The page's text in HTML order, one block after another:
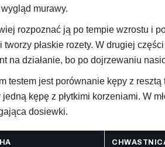
murawy.
rozpoznać ją po tempie wzrostu i
tworzy płaskie rozety. W drugiej
na działanie, bo po dojrzewaniu
testem jest porównanie kępy z
jedną kępę z płytkimi korzeniami. W
dosiewki.